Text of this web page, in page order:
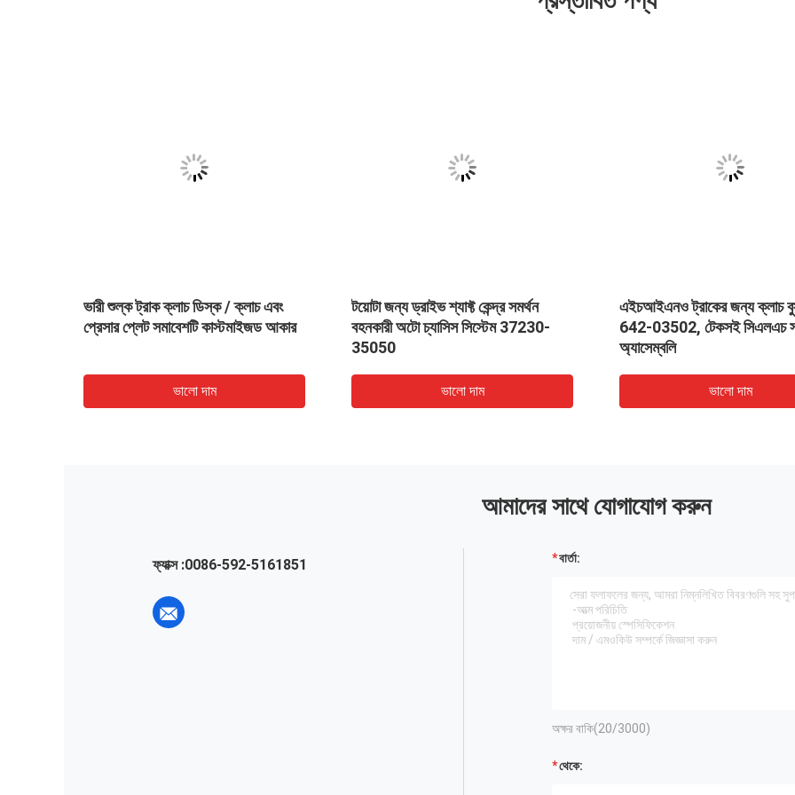
ভারী শুল্ক ট্রাক ক্লাচ ডিস্ক / ক্লাচ এবং
প্রেসার প্লেট সমাবেশটি কাস্টমাইজড আকার
ভালো দাম
টয়োটা জন্য ড্রাইভ শ্যাফ্ট কেন্দ্র সমর্থন
বহনকারী অটো চ্যাসিস সিস্টেম 37230-
35050
ভালো দাম
এইচআইএনও ট্রাকের জন্য ক্লাচ
642-03502, টেকসই সিএলএচ
অ্যাসেম্বলি
ভালো দাম
আমাদের সাথে যোগাযোগ করুন
ফ্যাক্স :0086-592-5161851 বার্তা:
অক্ষর বাকি(20/3000)
থেকে: